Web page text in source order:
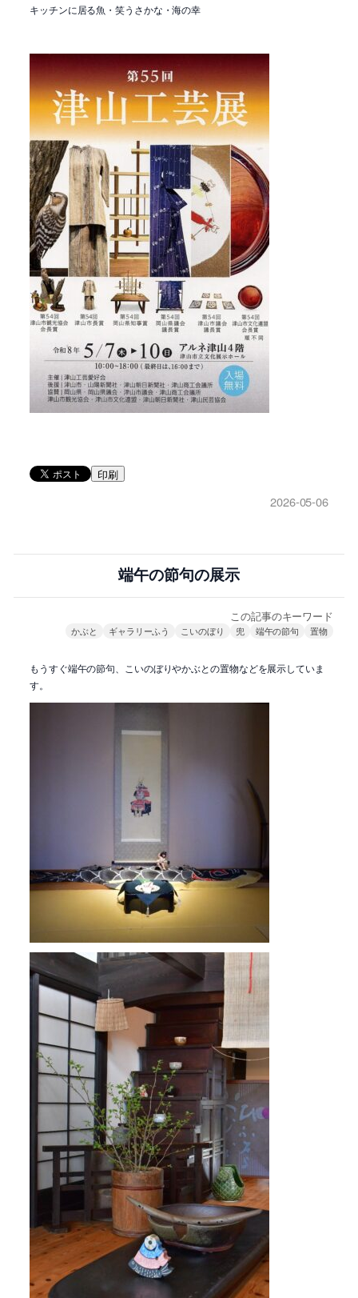
キッチンに居る魚・笑うさかな・海の幸
印刷
2026-05-06
端午の節句の展示
この記事のキーワード
かぶと ギャラリーふう こいのぼり 兜 端午の節句 置物
もうすぐ端午の節句、こいのぼりやかぶとの置物などを展示していま
す。